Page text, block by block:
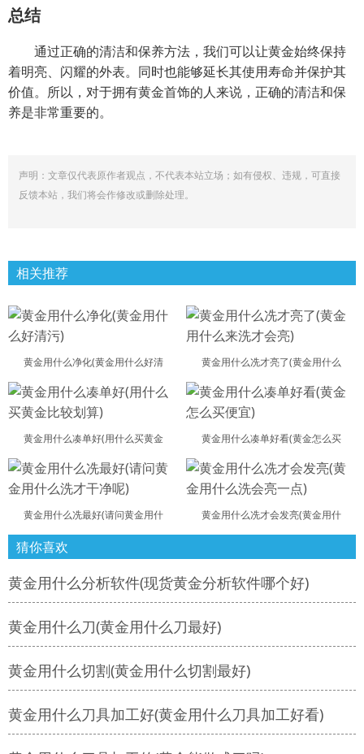
总结
通过正确的清洁和保养方法，我们可以让黄金始终保持
着明亮、闪耀的外表。同时也能够延长其使用寿命并保护其
价值。所以，对于拥有黄金首饰的人来说，正确的清洁和保
养是非常重要的。
声明：文章仅代表原作者观点，不代表本站立场；如有侵权、违规，可直接
反馈本站，我们将会作修改或删除处理。
相关推荐
黄金用什么净化(黄金用什么好清 黄金用什么冼才亮了(黄金用什么
黄金用什么凑单好(用什么买黄金 黄金用什么凑单好看(黄金怎么买
黄金用什么冼最好(请问黄金用什 黄金用什么冼才会发亮(黄金用什
猜你喜欢
黄金用什么分析软件(现货黄金分析软件哪个好)
黄金用什么刀(黄金用什么刀最好)
黄金用什么切割(黄金用什么切割最好)
黄金用什么刀具加工好(黄金用什么刀具加工好看)